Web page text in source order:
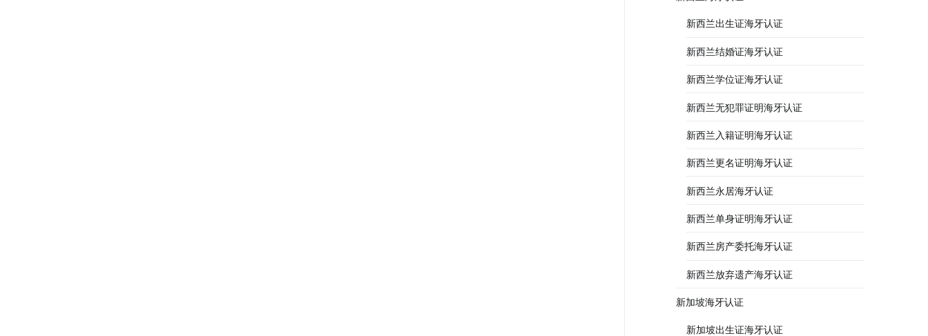
新西兰出生证海牙认证
新西兰结婚证海牙认证
新西兰学位证海牙认证
新西兰无犯罪证明海牙认证
新西兰入籍证明海牙认证
新西兰更名证明海牙认证
新西兰永居海牙认证
新西兰单身证明海牙认证
新西兰房产委托海牙认证
新西兰放弃遗产海牙认证
新加坡海牙认证
新加坡出生证海牙认证